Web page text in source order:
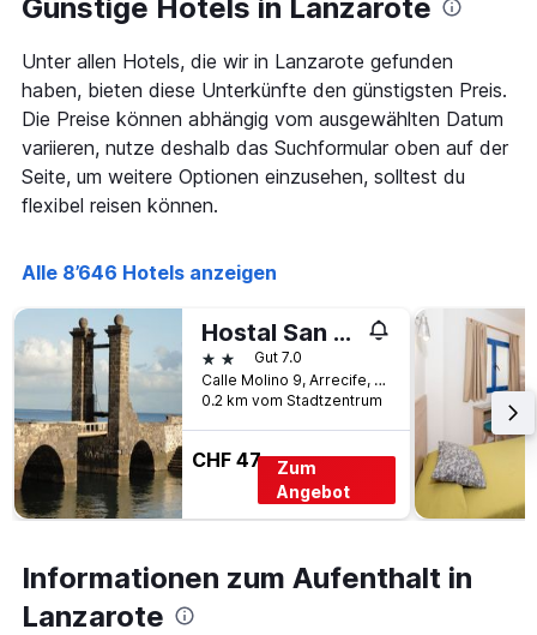
Günstige Hotels in Lanzarote
Unter allen Hotels, die wir in Lanzarote gefunden
haben, bieten diese Unterkünfte den günstigsten Preis.
Die Preise können abhängig vom ausgewählten Datum
variieren, nutze deshalb das Suchformular oben auf der
Seite, um weitere Optionen einzusehen, solltest du
flexibel reisen können.
Alle 8’646 Hotels anzeigen
Hostal San Gines
2 SterneGut 7.0
Calle Molino 9, Arrecife, Lanzarote, Spanien
0.2 km vom Stadtzentrum
CHF 47
Zum
Angebot
Informationen zum Aufenthalt in
Lanzarote